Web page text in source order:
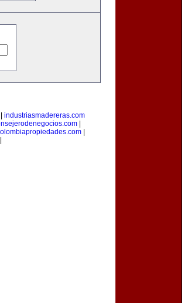
industriasmadereras.com
|